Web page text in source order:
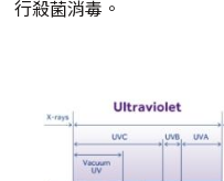
行殺菌消毒。